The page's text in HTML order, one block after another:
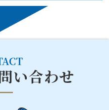
い合わせ